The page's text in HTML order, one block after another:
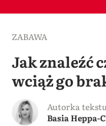
ZABAWA
Jak znaleźć
wciąż go
Autorka
Basia Heppa-